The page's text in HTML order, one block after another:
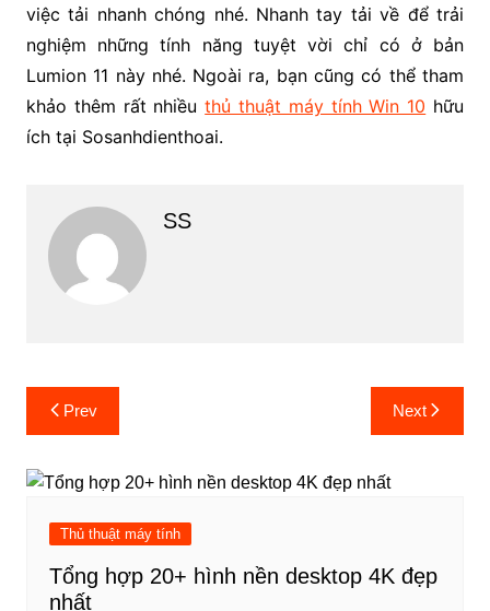
việc tải nhanh chóng nhé. Nhanh tay tải về để trải
nghiệm những tính năng tuyệt vời chỉ có ở bản
Lumion 11 này nhé. Ngoài ra, bạn cũng có thể tham
khảo thêm rất nhiềuthủ thuật máy tính Win 10 hữu
ích tại Sosanhdienthoai.
SS
Post
navigation
Prev Next
Thủ thuật máy tính
Tổng hợp 20+ hình nền desktop 4K đẹp
nhất